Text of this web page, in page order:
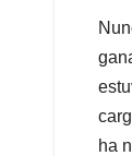
ha